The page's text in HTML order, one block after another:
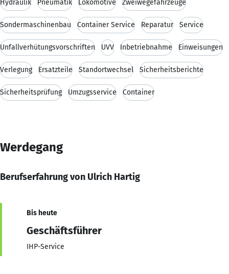
Hydraulik Pneumatik Lokomotive Zweiwegefahrzeuge
Sondermaschinenbau Container Service Reparatur Service
Unfallverhütungsvorschriften UVV Inbetriebnahme Einweisungen
Verlegung Ersatzteile Standortwechsel Sicherheitsberichte
Sicherheitsprüfung Umzugsservice Container
Werdegang
Berufserfahrung von Ulrich Hartig
Bis heute
Geschäftsführer
IHP-Service